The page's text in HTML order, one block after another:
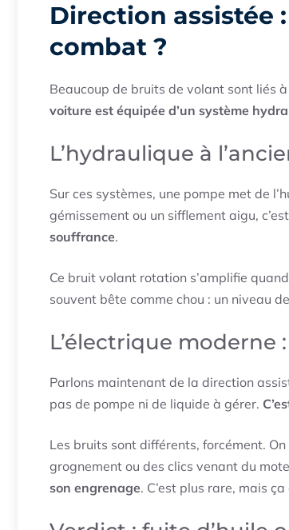
Direction assistée
combat ?
Beaucoup de bruits de volant sont liés
voiture est équipée d’un système
L’hydraulique à
Sur ces systèmes, une pompe met de
gémissement ou un sifflement aigu,
souffrance.
Ce bruit volant rotation s’amplifie
souvent bête comme chou : un niveau
L’électrique
Parlons maintenant de la direction
pas de pompe ni de liquide à gérer.
Les bruits sont différents, forcément.
grognement ou des clics venant du
son engrenage. C’est plus rare, mais